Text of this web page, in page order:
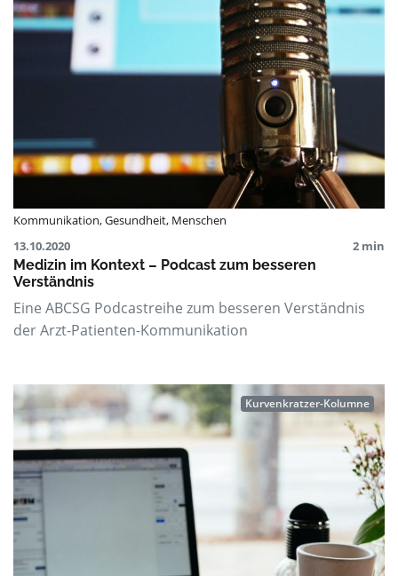
Kommunikation,Gesundheit, Menschen
13.10.2020
2 min
Medizin im Kontext – Podcast zum besseren
Verständnis
Eine ABCSG Podcastreihe zum besseren Verständnis
der Arzt-Patienten-Kommunikation
Kurvenkratzer-Kolumne